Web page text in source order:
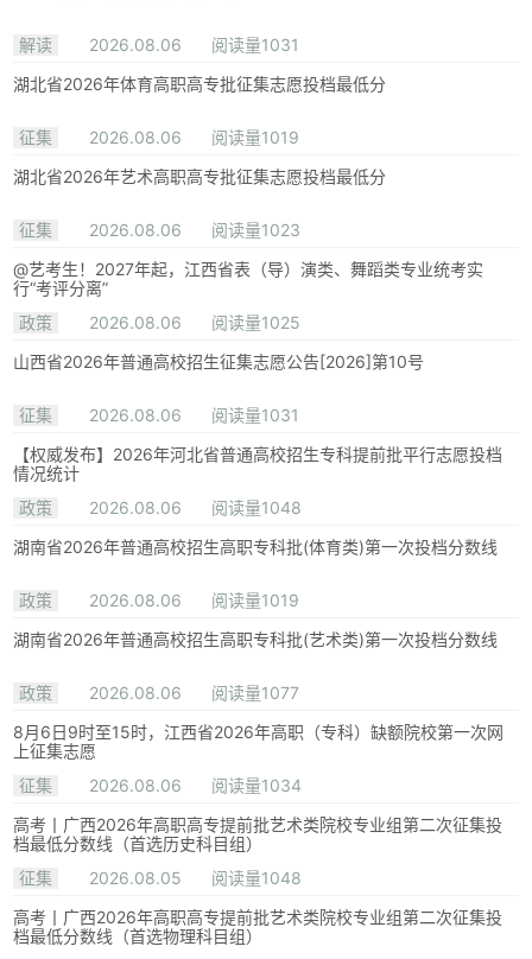
解读 2026.08.06
阅读量1031
湖北省2026年体育高职高专批征集志愿投档最低分
征集 2026.08.06
阅读量1019
湖北省2026年艺术高职高专批征集志愿投档最低分
征集 2026.08.06
阅读量1023
@艺考生！2027年起，江西省表（导）演类、舞蹈类专业统考实
行“考评分离”
政策
2026.08.06
阅读量1025
山西省2026年普通高校招生征集志愿公告[2026]第10号
征集 2026.08.06
阅读量1031
【权威发布】2026年河北省普通高校招生专科提前批平行志愿投档
情况统计
政策
2026.08.06
阅读量1048
湖南省2026年普通高校招生高职专科批(体育类)第一次投档分数线
政策 2026.08.06
阅读量1019
湖南省2026年普通高校招生高职专科批(艺术类)第一次投档分数线
政策 2026.08.06
阅读量1077
8月6日9时至15时，江西省2026年高职（专科）缺额院校第一次网
上征集志愿
征集
2026.08.06
阅读量1034
高考丨广西2026年高职高专提前批艺术类院校专业组第二次征集投
档最低分数线（首选历史科目组）
征集
2026.08.05
阅读量1048
高考丨广西2026年高职高专提前批艺术类院校专业组第二次征集投
档最低分数线（首选物理科目组）